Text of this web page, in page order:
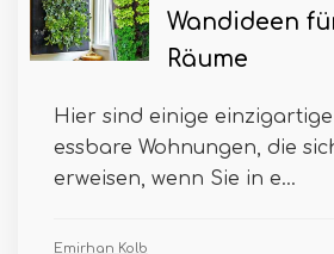
Wandideen
Räume
Hier sind einige
essbare Wohnungen, die
erweisen, wenn Sie in e...
Emirhan Kolb